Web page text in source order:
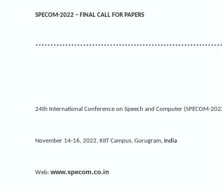
SPECOM-2022 – FINAL CALL FOR PAPERS
24th International Conference on Speech and Computer (SPECOM-
November 14-16, 2022, KIIT Campus, Gurugram, India
Web: www.specom.co.in